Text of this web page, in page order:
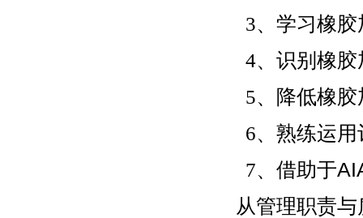
3、学习橡胶
4、识别 橡胶
5、降低橡胶
6、 熟练运
7、 借助于
从管理职责